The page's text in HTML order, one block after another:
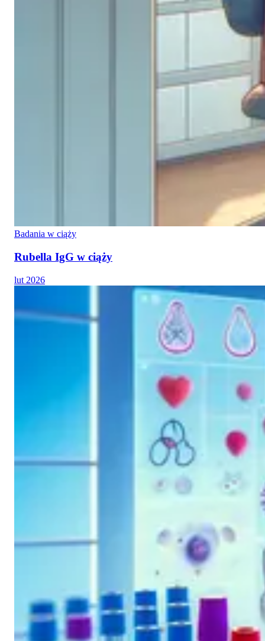
Badania w ciąży
Rubella IgG w ciąży
lut 2026